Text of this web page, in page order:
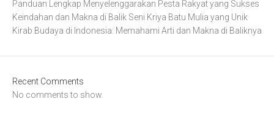
Panduan Lengkap Menyelenggarakan Pesta Rakyat yang Sukses
Keindahan dan Makna di Balik Seni Kriya Batu Mulia yang Unik
Kirab Budaya di Indonesia: Memahami Arti dan Makna di Baliknya
Recent Comments
No comments to show.